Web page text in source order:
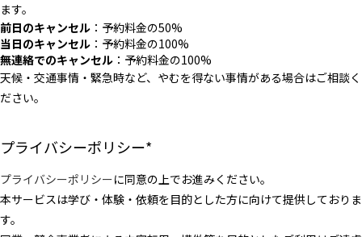
ます。
前日のキャンセル ：予約料金の50%
当日のキャンセル ：予約料金の100%
無連絡でのキャンセル ：予約料金の100%
天候・交通事情・緊急時など、やむを得ない事情がある場合はご相談く
ださい。
プライバシーポリシー*
プライバシーポリシーに同意の上でお進みください。
本サービスは学び・体験・依頼を目的とした方に向けて提供しておりま
す。